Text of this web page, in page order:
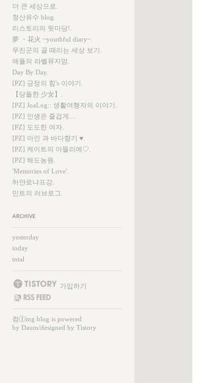
더 큰 세상으로.
청산유수 blog.
리스토리의 뒷마당!.
夢 ・花火 ~youthful diary~.
무진군의 골 때리는 세상 보기.
애플의 라벨뮤지엄.
Day By Day.
[PZ] 긍정의 힘's 이야기.
【당돌한 少女】.
[PZ] JoaLog:: 생활여행자의 이야기.
[PZ] 인생은 즐겁게....
[PZ] 도도한 여자.
[PZ] 아인 과 바다향기 ♥.
[PZ] 케이트의 아뜰리에♡.
[PZ] 해도농원.
'Memories of Love'.
하얀로냐프강.
민트의 러브로그.
yesterday
today
total
가입하기
컴ⓣing blog is powered
by Daum/designed by Tistory